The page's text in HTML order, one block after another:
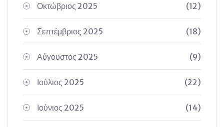
Οκτώβριος 2025 (12)
Σεπτέμβριος 2025 (18)
Αύγουστος 2025 (9)
Ιούλιος 2025 (22)
Ιούνιος 2025 (14)